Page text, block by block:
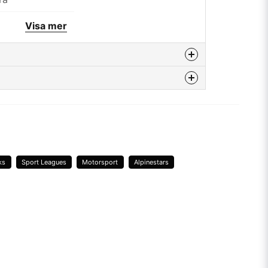
Bomull
Visa mer
produkten...
Sport Leagues Motorsport Alpinestars